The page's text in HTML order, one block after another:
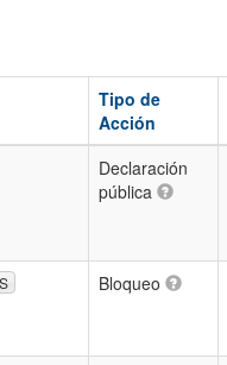
Tipo de
Acción
Declaración
pública
Bloqueo